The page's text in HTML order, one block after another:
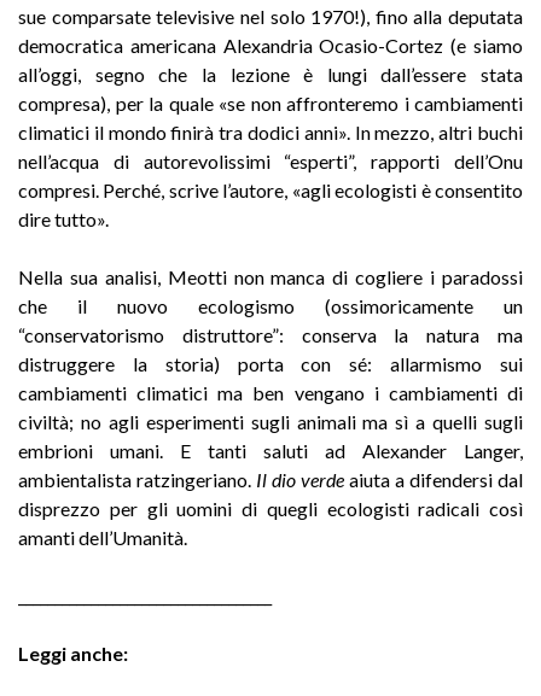
sue comparsate televisive nel solo 1970!), fino alla deputata
democratica americana Alexandria Ocasio-Cortez (e siamo
all’oggi, segno che la lezione è lungi dall’essere stata
compresa), per la quale «se non affronteremo i cambiamenti
climatici il mondo finirà tra dodici anni». In mezzo, altri buchi
nell’acqua di autorevolissimi “esperti”, rapporti dell’Onu
compresi. Perché, scrive l’autore, «agli ecologisti è consentito
dire tutto».
Nella sua analisi, Meotti non manca di cogliere i paradossi
che il nuovo ecologismo (ossimoricamente un
“conservatorismo distruttore”: conserva la natura ma
distruggere la storia) porta con sé: allarmismo sui
cambiamenti climatici ma ben vengano i cambiamenti di
civiltà; no agli esperimenti sugli animali ma sì a quelli sugli
embrioni umani. E tanti saluti ad Alexander Langer,
ambientalista ratzingeriano. Il dio verde aiuta a difendersi dal
disprezzo per gli uomini di quegli ecologisti radicali così
amanti dell’Umanità.
Leggi anche: